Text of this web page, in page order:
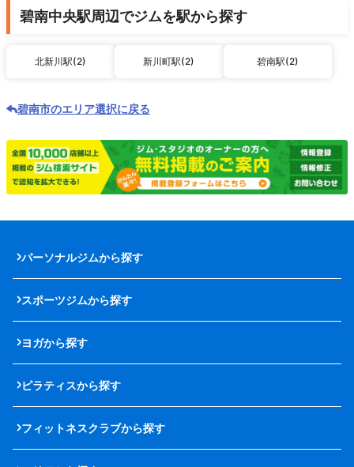
碧南中央駅周辺でジムを駅から探す
北新川駅(2) 新川町駅(2) 碧南駅(2)
碧南市のエリア選択に戻る
パーソナルジムから探す
スポーツジムから探す
ヨガから探す
ピラティスから探す
フィットネスクラブから探す